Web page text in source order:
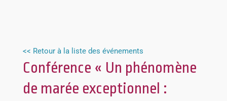
<< Retour à la liste des événements
Conférence « Un phénomène
de marée exceptionnel :